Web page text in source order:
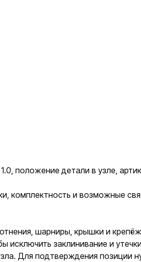
положение детали в узле,
комплектность и возможные
шарниры, крышки и
исключить заклинивание и
Для подтверждения позиции